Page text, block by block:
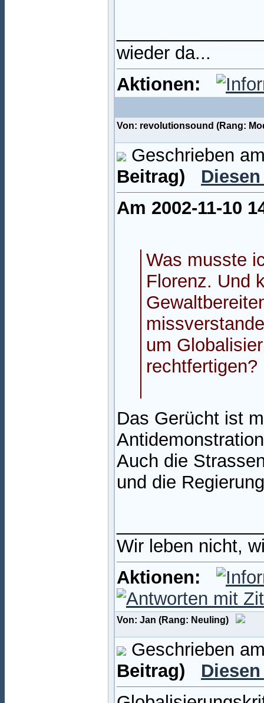
wieder da...
Aktionen:
Von: revolutionsound (Rang:
Geschrieben
Beitrag)
Am 2002-11-10
Was musste
Florenz. Und
um
Das Gerücht ist
Auch die
und die
Wir leben nicht,
Aktionen:
Von: Jan (Rang: Neuling)
Geschrieben
Beitrag)